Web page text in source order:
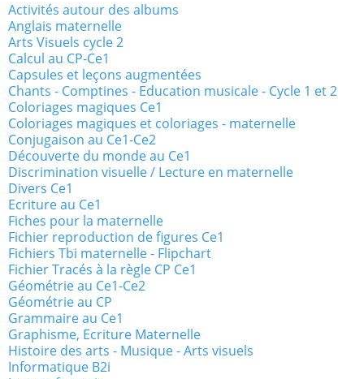
Activités autour des albums
Anglais maternelle
Arts Visuels cycle 2
Calcul au CP-Ce1
Capsules et leçons augmentées
Chants - Comptines - Education musicale - Cycle 1 et 2
Coloriages magiques Ce1
Coloriages magiques et coloriages - maternelle
Conjugaison au Ce1-Ce2
Découverte du monde au Ce1
Discrimination visuelle / Lecture en maternelle
Divers Ce1
Ecriture au Ce1
Fiches pour la maternelle
Fichier reproduction de figures Ce1
Fichiers Tbi maternelle - Flipchart
Fichier Tracés à la règle CP Ce1
Géométrie au Ce1-Ce2
Géométrie au CP
Grammaire au Ce1
Graphisme, Ecriture Maternelle
Histoire des arts - Musique - Arts visuels
Informatique B2i